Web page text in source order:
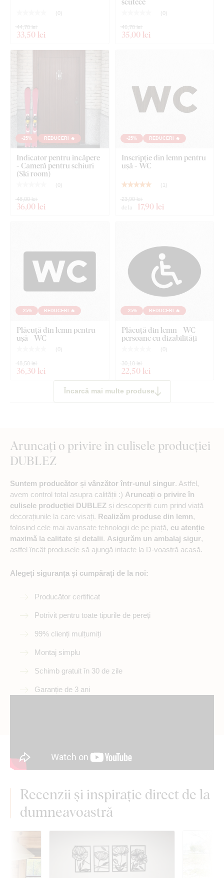
( 0)
33,50 lei
44,70 lei
( 0)
35,00 lei
46,70 lei
-25% REDUCERI 🔥
Indicator pentru încăpere
- Cameră pentru schiuri
(Ski room)
( 0 )
36,00 lei
48,00 lei
-25% REDUCERI 🔥
Inscripție din lemn pentru
ușă - WC
( )
de la 17,90 lei
23,90 lei
-25% REDUCERI 🔥
Plăcuță din lemn pentru
ușă - WC
( 0)
36,30 lei
48,50 lei
-25% REDUCERI 🔥
Plăcuță din lemn - WC
persoane cu dizabilități
( 0)
22,50 lei
30,10 lei
Încarcă mai multe produse
Aruncați o privire în culisele producției
DUBLEZ
Suntem producător și vânzător într-unul singur. Astfel,
avem control total asupra calității :) Aruncați o privire în
culisele producției DUBLEZ și descoperiți cum prind viață
decorațiunile la care visați. Realizăm produse din lemn,
folosind cele mai avansate tehnologii de pe piață, cu atenție
maximă la calitate și detalii. Asigurăm un ambalaj sigur,
astfel încât produsele să ajungă intacte la D-voastră acasă.
Alegeți siguranța și cumpărați de la noi:
Producător certificat
Potrivit pentru toate tipurile de pereți
99% clienți mulțumiți
Montaj simplu
Schimb gratuit în 30 de zile
Garanție de 3 ani
Recenzii și inspirație direct de la
dumneavoastră